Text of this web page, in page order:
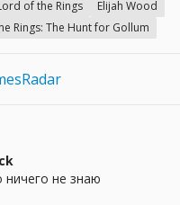
of the Rings
Elijah Wood
Rings: The Hunt for Gollum
ничего не знаю